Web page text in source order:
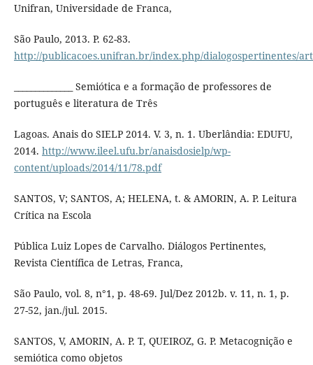
Unifran, Universidade de Franca,
São Paulo, 2013. P. 62-83.
http://publicacoes.unifran.br/index.php/dialogospertinentes/
______________ Semiótica e a formação de professores de
português e literatura de Três
Lagoas. Anais do SIELP 2014. V. 3, n. 1. Uberlândia: EDUFU,
2014. http://www.ileel.ufu.br/anaisdosielp/wp-
content/uploads/2014/11/78.pdf
SANTOS, V; SANTOS, A; HELENA, t. & AMORIN, A. P. Leitura
Crítica na Escola
Pública Luiz Lopes de Carvalho. Diálogos Pertinentes,
Revista Científica de Letras, Franca,
São Paulo, vol. 8, n°1, p. 48-69. Jul/Dez 2012b. v. 11, n. 1, p.
27-52, jan./jul. 2015.
SANTOS, V, AMORIN, A. P. T, QUEIROZ, G. P. Metacognição e
semiótica como objetos